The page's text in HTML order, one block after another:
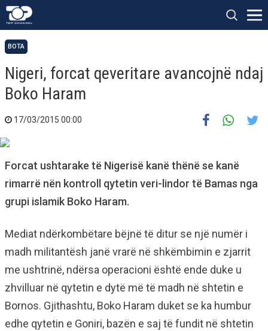
BOTA
Nigeri, forcat qeveritare avancojnë ndaj
Boko Haram
17/03/2015 00:00
Forcat ushtarake të Nigerisë kanë thënë se kanë
rimarrë nën kontroll qytetin veri-lindor të Bamas nga
grupi islamik Boko Haram.
Mediat ndërkombëtare bëjnë të ditur se një numër i
madh militantësh janë vrarë në shkëmbimin e zjarrit
me ushtrinë, ndërsa operacioni është ende duke u
zhvilluar në qytetin e dytë më të madh në shtetin e
Bornos. Gjithashtu, Boko Haram duket se ka humbur
edhe qytetin e Goniri, bazën e saj të fundit në shtetin